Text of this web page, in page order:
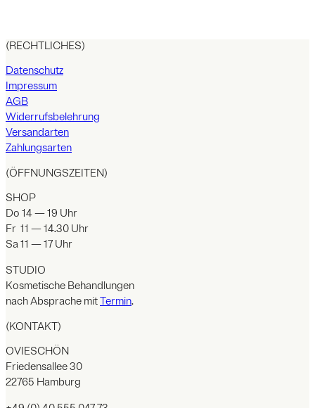
(RECHTLICHES)
Datenschutz
Impressum
AGB
Widerrufsbelehrung
Versandarten
Zahlungsarten
(ÖFFNUNGSZEITEN)
SHOP
Do 14 — 19 Uhr
Fr 11 — 14.30 Uhr
Sa 11 — 17 Uhr
STUDIO
Kosmetische Behandlungen
nach Absprache mitTermin.
(KONTAKT)
OVIESCHÖN
Friedensallee 30
22765 Hamburg